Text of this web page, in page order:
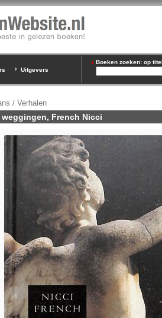
Uitgevers
Boeken zoeken: op
/ Verhalen
weggingen, French Nicci